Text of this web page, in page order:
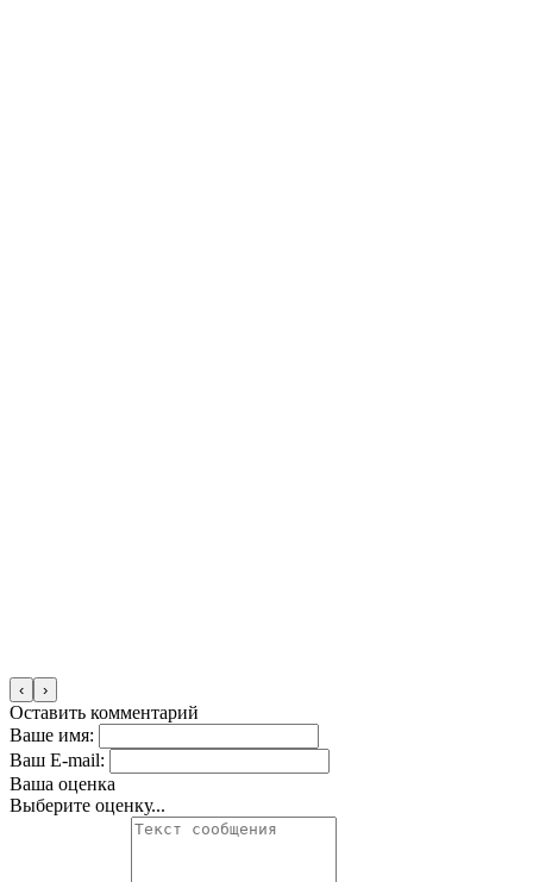
‹ ›
Оставить комментарий
Ваше имя:
Ваш E-mail:
Ваша оценка
Выберите оценку...